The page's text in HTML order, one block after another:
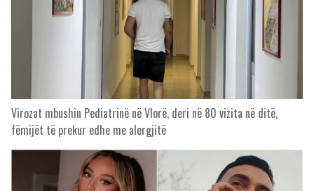
Virozat mbushin Pediatrinë në Vlorë, deri në 80 vizita në ditë,
fëmijët të prekur edhe me alergjitë